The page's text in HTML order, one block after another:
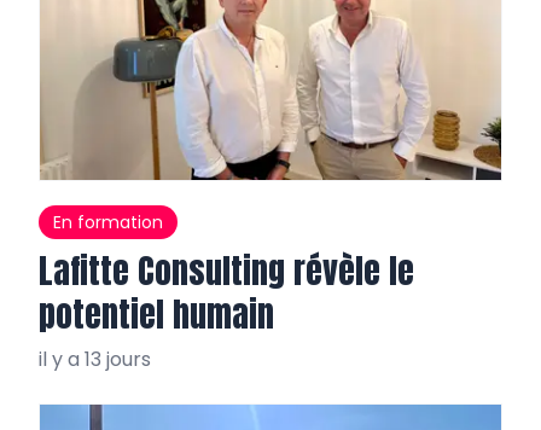
En formation
Lafitte Consulting révèle le
potentiel humain
il y a 13 jours